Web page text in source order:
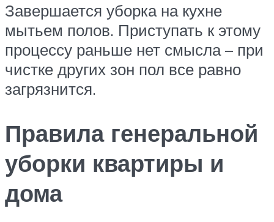
Завершается уборка на кухне
мытьем полов. Приступать к этому
процессу раньше нет смысла – при
чистке других зон пол все равно
загрязнится.
Правила генеральной
уборки квартиры и
дома